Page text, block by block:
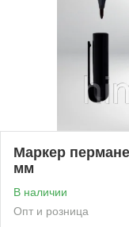
Маркер
мм
В наличии
Опт и розница